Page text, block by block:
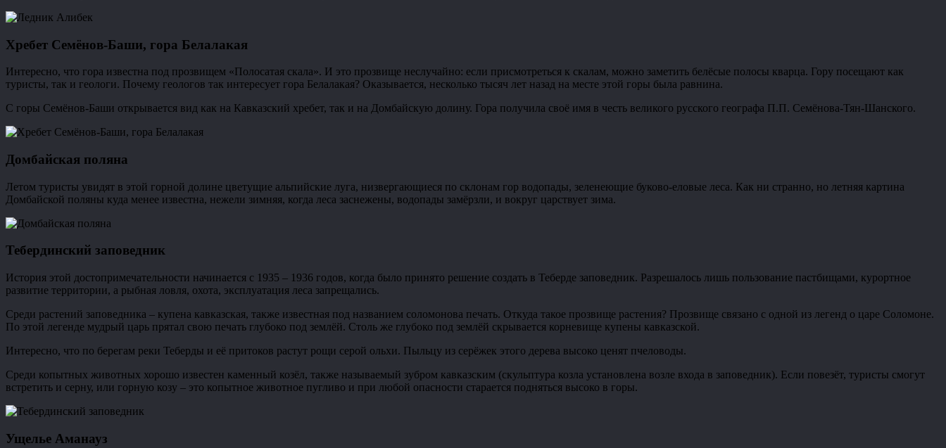
Хребет Семёнов-Баши, гора Белалакая
Интересно, что гора известна под прозвищем «Полосатая скала». И это прозвище неслучайно: если присмотреться к скалам, можно заметить белёсые полосы кварца. Гору посещают как
туристы, так и геологи. Почему геологов так интересует гора Белалакая? Оказывается, несколько тысяч лет назад на месте этой горы была равнина.
С горы Семёнов-Баши открывается вид как на Кавказский хребет, так и на Домбайскую долину. Гора получила своё имя в честь великого русского географа П.П. Семёнова-Тян-Шанского.
Домбайская поляна
Летом туристы увидят в этой горной долине цветущие альпийские луга, низвергающиеся по склонам гор водопады, зеленеющие буково-еловые леса. Как ни странно, но летняя картина
Домбайской поляны куда менее известна, нежели зимняя, когда леса заснежены, водопады замёрзли, и вокруг царствует зима.
Тебердинский заповедник
История этой достопримечательности начинается с 1935 – 1936 годов, когда было принято решение создать в Теберде заповедник. Разрешалось лишь пользование пастбищами, курортное
развитие территории, а рыбная ловля, охота, эксплуатация леса запрещались.
Среди растений заповедника – купена кавказская, также известная под названием соломонова печать. Откуда такое прозвище растения? Прозвище связано с одной из легенд о царе Соломоне.
По этой легенде мудрый царь прятал свою печать глубоко под землёй. Столь же глубоко под землёй скрывается корневище купены кавказской.
Интересно, что по берегам реки Теберды и её притоков растут рощи серой ольхи. Пыльцу из серёжек этого дерева высоко ценят пчеловоды.
Среди копытных животных хорошо известен каменный козёл, также называемый зубром кавказским (скульптура козла установлена возле входа в заповедник). Если повезёт, туристы смогут
встретить и серну, или горную козу – это копытное животное пугливо и при любой опасности старается подняться высоко в горы.
Ущелье Аманауз